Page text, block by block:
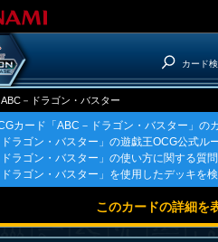
カード
ABC－ドラゴン・バスター
カード「ABC－ドラゴン・バスター」の
ドラゴン・バスター」の遊戯王OCG公式ル
ドラゴン・バスター」の使い方に関する質問
ドラゴン・バスター」を使用したデッキを
このカードの詳細を